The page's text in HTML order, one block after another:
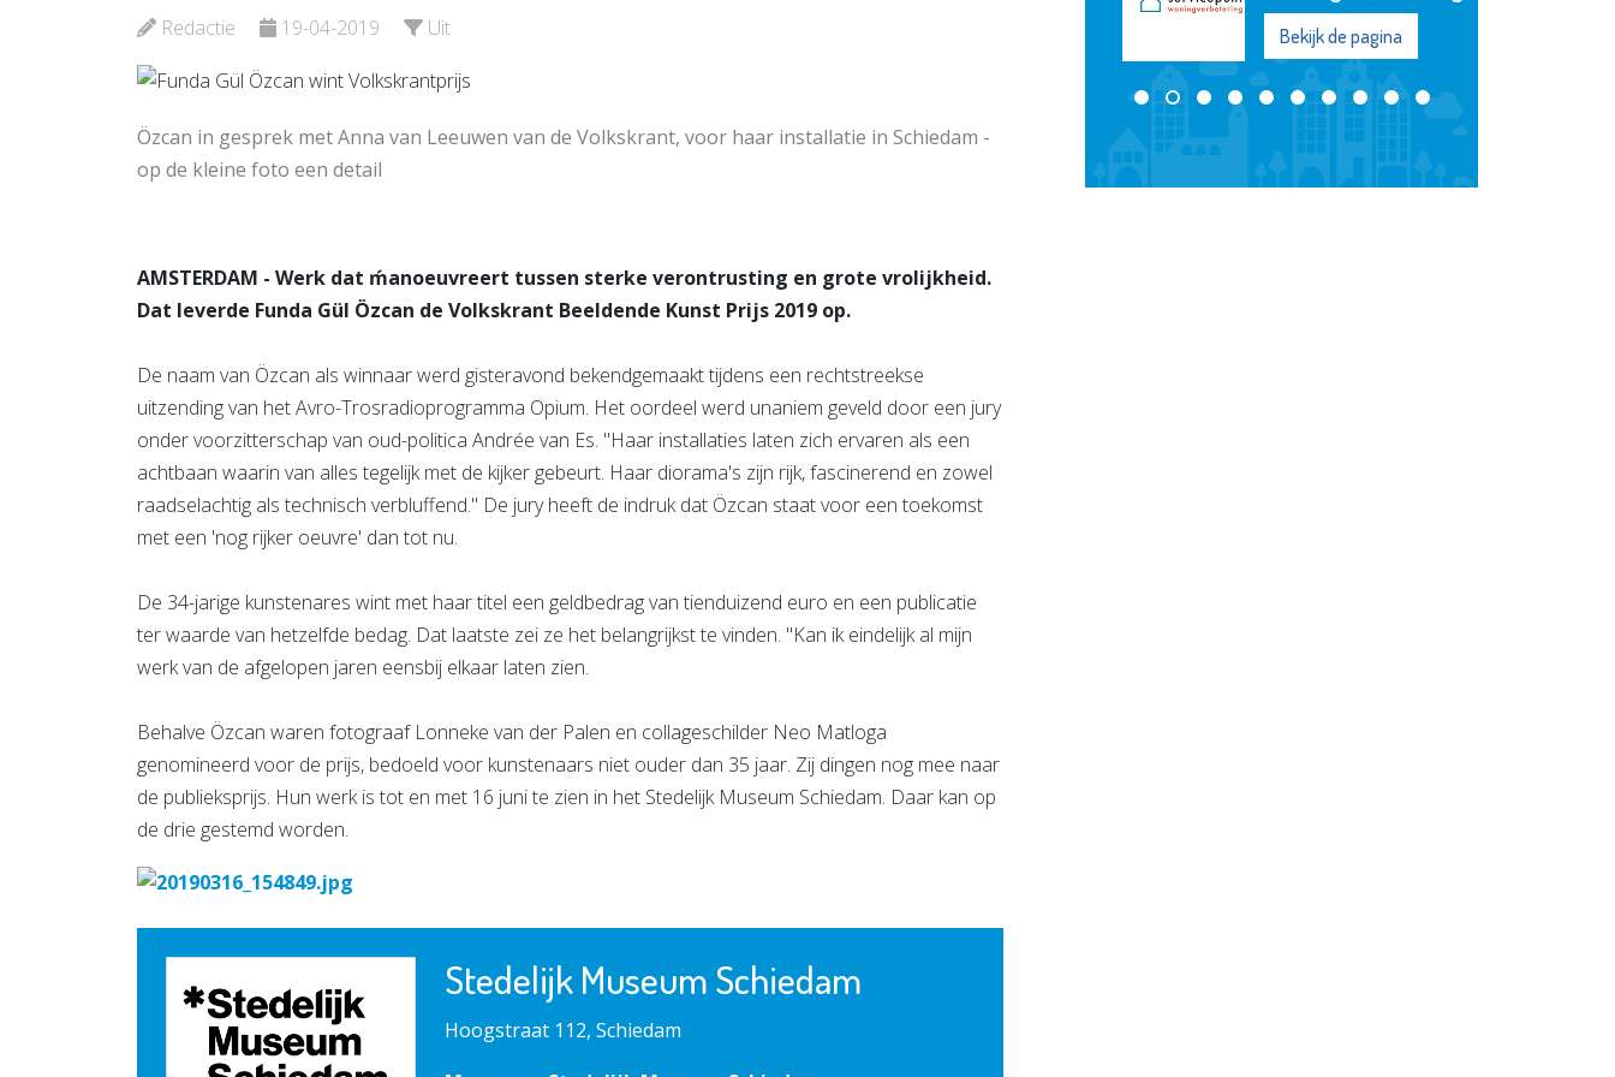
Redactie 19-04-2019 Uit
Özcan in gesprek met Anna van Leeuwen van de Volkskrant, voor haar installatie in Schiedam -
op de kleine foto een detail
AMSTERDAM - Werk dat ḿanoeuvreert tussen sterke verontrusting en grote vrolijkheid.
Dat leverde Funda Gül Özcan de Volkskrant Beeldende Kunst Prijs 2019 op.
De naam van Özcan als winnaar werd gisteravond bekendgemaakt tijdens een rechtstreekse
uitzending van het Avro-Trosradioprogramma Opium. Het oordeel werd unaniem geveld door een jury
onder voorzitterschap van oud-politica Andrée van Es. "Haar installaties laten zich ervaren als een
achtbaan waarin van alles tegelijk met de kijker gebeurt. Haar diorama's zijn rijk, fascinerend en zowel
raadselachtig als technisch verbluffend." De jury heeft de indruk dat Özcan staat voor een toekomst
met een 'nog rijker oeuvre' dan tot nu.
De 34-jarige kunstenares wint met haar titel een geldbedrag van tienduizend euro en een publicatie
ter waarde van hetzelfde bedag. Dat laatste zei ze het belangrijkst te vinden. "Kan ik eindelijk al mijn
werk van de afgelopen jaren eensbij elkaar laten zien.
Behalve Özcan waren fotograaf Lonneke van der Palen en collageschilder Neo Matloga
genomineerd voor de prijs, bedoeld voor kunstenaars niet ouder dan 35 jaar. Zij dingen nog mee naar
de publieksprijs. Hun werk is tot en met 16 juni te zien in het Stedelijk Museum Schiedam. Daar kan op
de drie gestemd worden.
Stedelijk Museum Schiedam
Hoogstraat 112, Schiedam
Bekijk de pagina Bekijk de pagina